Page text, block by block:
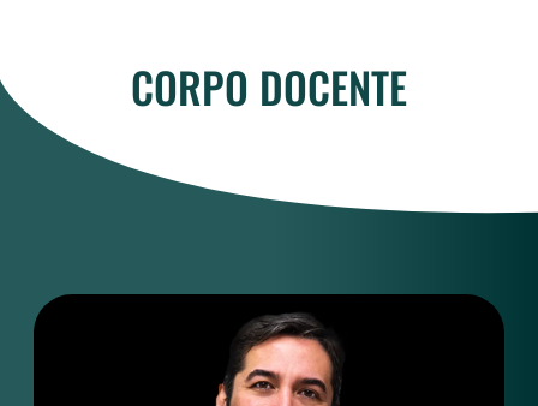
CORPO DOCENTE